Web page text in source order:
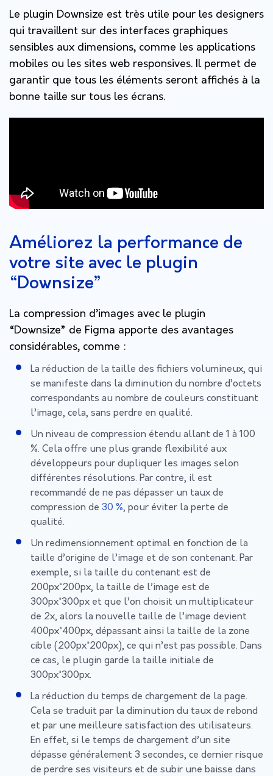
Le plugin Downsize est très utile pour les designers
qui travaillent sur des interfaces graphiques
sensibles aux dimensions, comme les applications
mobiles ou les sites web responsives. Il permet de
garantir que tous les éléments seront affichés à la
bonne taille sur tous les écrans.
Améliorez la performance de
votre site avec le plugin
“Downsize”
La compression d’images avec le plugin
“Downsize” de Figma apporte des avantages
considérables, comme :
La réduction de la taille des fichiers volumineux, qui
se manifeste dans la diminution du nombre d’octets
correspondants au nombre de couleurs constituant
l’image, cela, sans perdre en qualité.
Un niveau de compression étendu allant de 1 à 100
%. Cela offre une plus grande flexibilité aux
développeurs pour dupliquer les images selon
différentes résolutions. Par contre, il est
recommandé de ne pas dépasser un taux de
compression de 30 %, pour éviter la perte de
qualité.
Un redimensionnement optimal en fonction de la
taille d’origine de l’image et de son contenant. Par
exemple, si la taille du contenant est de
200px*200px, la taille de l’image est de
300px*300px et que l’on choisit un multiplicateur
de 2x, alors la nouvelle taille de l’image devient
400px*400px, dépassant ainsi la taille de la zone
cible (200px*200px), ce qui n’est pas possible. Dans
ce cas, le plugin garde la taille initiale de
300px*300px.
La réduction du temps de chargement de la page.
Cela se traduit par la diminution du taux de rebond
et par une meilleure satisfaction des utilisateurs.
En effet, si le temps de chargement d’un site
dépasse généralement 3 secondes, ce dernier risque
de perdre ses visiteurs et de subir une baisse dans